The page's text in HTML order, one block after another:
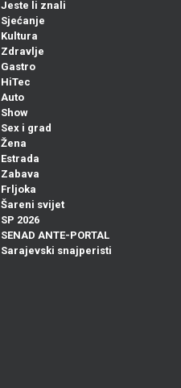
Jeste li znali
Sjećanje
Kultura
Zdravlje
Gastro
HiTec
Auto
Show
Sex i grad
Žena
Estrada
Zabava
Frljoka
Šareni svijet
SP 2026
SENAD ANTE-PORTAL
Sarajevski snajperisti